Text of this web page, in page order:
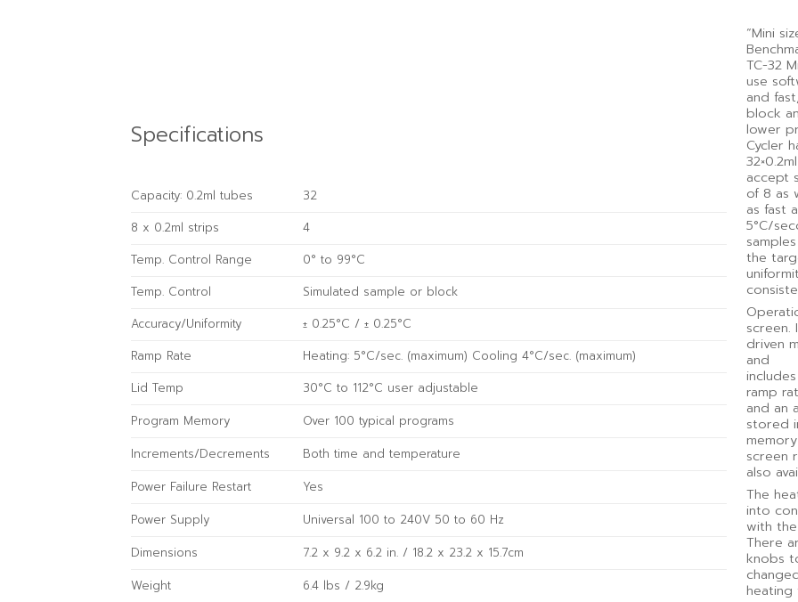
Specifications
Capacity: 0.2ml tubes
32
8 x 0.2ml strips
4
Temp. Control Range
0° to 99°C
Temp. Control
Simulated sample or block
Accuracy/Uniformity
± 0.25°C / ± 0.25°C
Ramp Rate
Heating: 5°C/sec. (maximum) Cooling 4°C/sec. (maximum)
Lid Temp
30°C to 112°C user adjustable
Program Memory
Over 100 typical programs
Increments/Decrements
Both time and temperature
Power Failure Restart
Yes
Power Supply
Universal 100 to 240V 50 to 60 Hz
Dimensions
7.2 x 9.2 x 6.2 in. / 18.2 x 23.2 x 15.7cm
Weight
6.4 lbs / 2.9kg
“Mini
TC-32
use
and
block
lower
Cycler
accept
of 8 as
as fast
5°C/
the
screen.
driven
and
ramp
and an
stored
screen
also
The
into
with
There
knobs